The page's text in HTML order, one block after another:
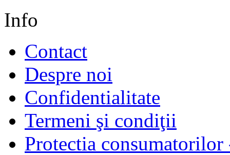
Info
Contact
Despre noi
Confidentialitate
Termeni şi condiţii
Protectia